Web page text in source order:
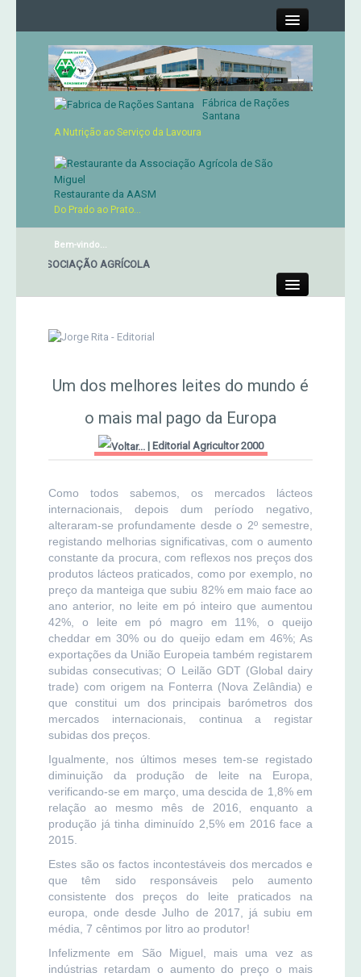
Contactos
Serviços
Publicações AASM
Fábrica de Rações
Santana
A Nutrição ao Serviço da Lavoura
Restaurante da AASM
Do Prado ao Prato...
Bem-vindo...
DA ASSOCIAÇÃO AGRÍCOLA
Um dos melhores leites do mundo é
o mais mal pago da Europa
| Editorial Agricultor 2000
Como todos sabemos, os mercados lácteos
internacionais, depois dum período negativo,
alteraram-se profundamente desde o 2º semestre,
registando melhorias significativas, com o aumento
constante da procura, com reflexos nos preços dos
produtos lácteos praticados, como por exemplo, no
preço da manteiga que subiu 82% em maio face ao
ano anterior, no leite em pó inteiro que aumentou
42%, o leite em pó magro em 11%, o queijo
cheddar em 30% ou do queijo edam em 46%; As
exportações da União Europeia também registarem
subidas consecutivas; O Leilão GDT (Global dairy
trade) com origem na Fonterra (Nova Zelândia) e
que constitui um dos principais barómetros dos
mercados internacionais, continua a registar
subidas dos preços.
Igualmente, nos últimos meses tem-se registado
diminuição da produção de leite na Europa,
verificando-se em março, uma descida de 1,8% em
relação ao mesmo mês de 2016, enquanto a
produção já tinha diminuído 2,5% em 2016 face a
2015.
Estes são os factos incontestáveis dos mercados e
que têm sido responsáveis pelo aumento
consistente dos preços do leite praticados na
europa, onde desde Julho de 2017, já subiu em
média, 7 cêntimos por litro ao produtor!
Infelizmente em São Miguel, mais uma vez as
indústrias retardam o aumento do preço o mais